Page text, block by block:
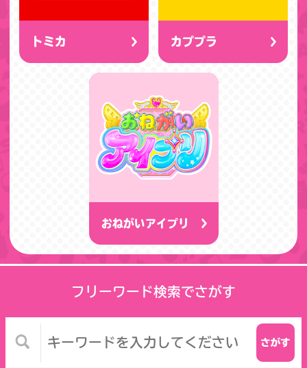
トミカ カププラ
おねがいアイプリ
フリーワード検索でさがす